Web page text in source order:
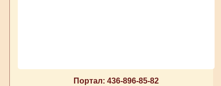
Портал: 436-896-85-82